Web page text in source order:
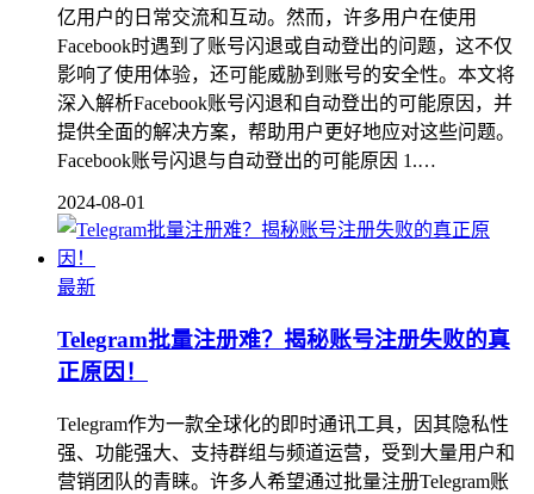
亿用户的日常交流和互动。然而，许多用户在使用
Facebook时遇到了账号闪退或自动登出的问题，这不仅
影响了使用体验，还可能威胁到账号的安全性。本文将
深入解析Facebook账号闪退和自动登出的可能原因，并
提供全面的解决方案，帮助用户更好地应对这些问题。
Facebook账号闪退与自动登出的可能原因 1.…
2024-08-01
最新
Telegram批量注册难？揭秘账号注册失败的真
正原因！
Telegram作为一款全球化的即时通讯工具，因其隐私性
强、功能强大、支持群组与频道运营，受到大量用户和
营销团队的青睐。许多人希望通过批量注册Telegram账